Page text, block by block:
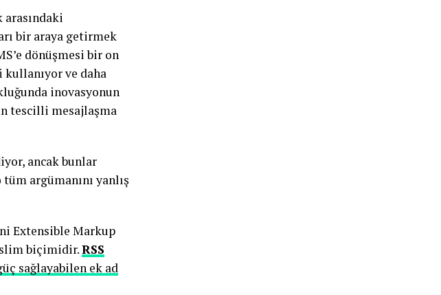
bir araya getirmek
dönüşmesi bir on
kullanıyorve daha
inovasyonun
tescilli mesajlaşma
ancak bunlar
argümanını yanlış
Extensible Markup
biçimidir.RSS
sağlayabilen ek ad